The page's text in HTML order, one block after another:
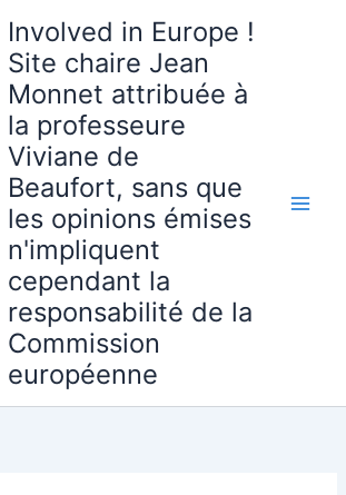
Involved in Europe !
Site chaire Jean
Monnet attribuée à
la professeure
Viviane de
Beaufort, sans que
les opinions émises
n'impliquent
cependant la
responsabilité de la
Commission
européenne